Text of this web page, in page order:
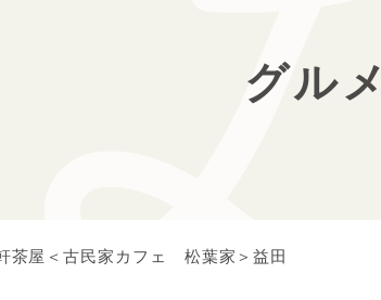
グルメ
茶屋＜古民家カフェ 松葉家＞益田